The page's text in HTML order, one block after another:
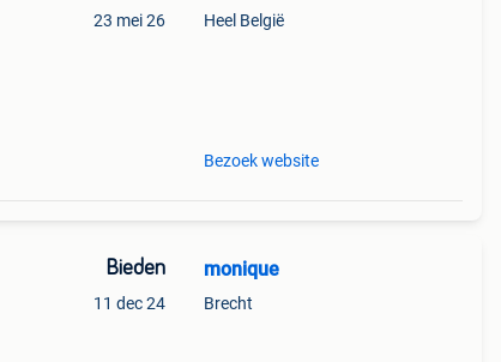
23 mei 26 Heel België
Bezoek website
Bieden
11 dec 24
monique
Brecht